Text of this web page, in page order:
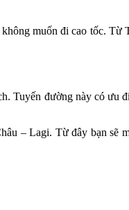
muốn đi cao tốc.
Tuyến đường này có ưu
– Lagi. Từ đây bạn sẽ